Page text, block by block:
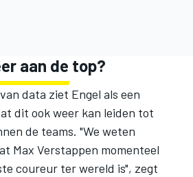
aan de top?
data ziet Engel als een
dit ook weer kan leiden tot
de teams. "We weten
Max Verstappen momenteel
coureur ter wereld is", zegt